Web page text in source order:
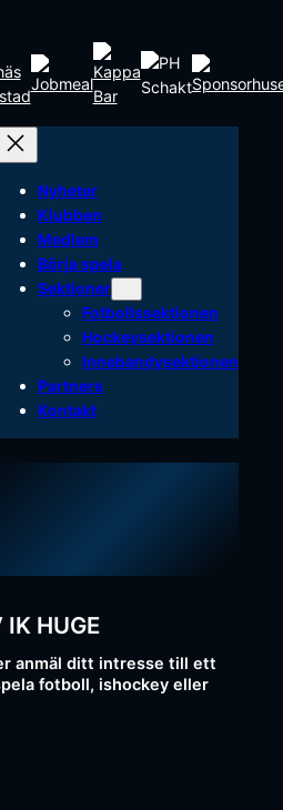
Nyheter
Klubben
Medlem
Börja spela
Sektioner
Fotbollssektionen
Hockeysektionen
Innebandysektionen
Partners
Kontakt
IK HUGE
anmäl ditt intresse till ett
fotboll, ishockey eller